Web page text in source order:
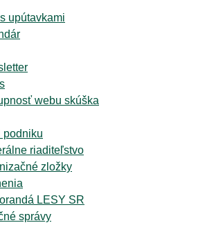
upútavkami
webu skúška
podniku
riaditeľstvo
zložky
LESY SR
správy